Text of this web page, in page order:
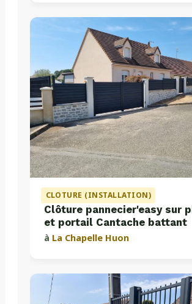
CLOTURE (INSTALLATION)
Clôture pannecier'easy sur
et portail Cantache battant
à La Chapelle Huon